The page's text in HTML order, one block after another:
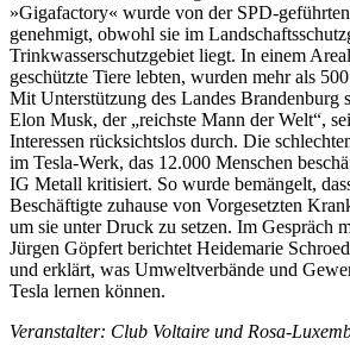
»Gigafactory« wurde von der SPD-
genehmigt, obwohl sie im
Trinkwasserschutzgebiet liegt. In einem
geschützte Tiere lebten, wurden mehr als
Mit Unterstützung des Landes Brandenburg
Elon Musk, der „reichste Mann der Welt“,
Interessen rücksichtslos durch. Die
im Tesla-Werk, das 12.000 Menschen
IG Metall kritisiert. So wurde bemängelt,
Beschäftigte zuhause von Vorgesetzten
um sie unter Druck zu setzen. Im Gespräch
Jürgen Göpfert berichtet Heidemarie
und erklärt, was Umweltverbände und
Tesla lernen können.
Veranstalter: Club Voltaire und Rosa-